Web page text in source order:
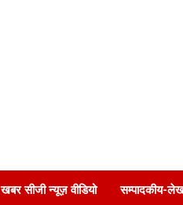
खबर सीजी न्यूज़ वीडियो सम्पादकीय-